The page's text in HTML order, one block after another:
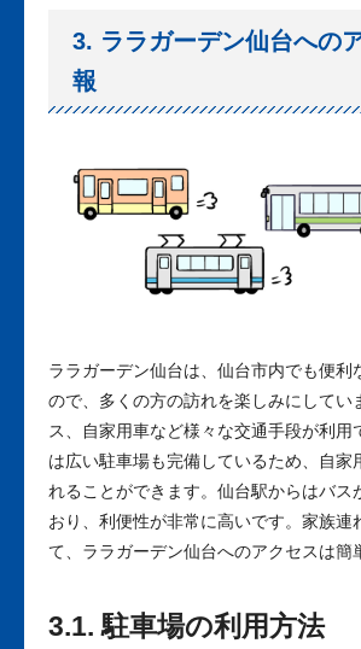
3. ララガーデン仙台への
報
ララガーデン仙台は、仙台市内でも便利
ので、多くの方の訪れを楽しみにしてい
ス、自家用車など様々な交通手段が利用
は広い駐車場も完備しているため、自家
れることができます。仙台駅からはバス
おり、利便性が非常に高いです。家族連
て、ララガーデン仙台へのアクセスは簡
3.1. 駐車場の利用方法